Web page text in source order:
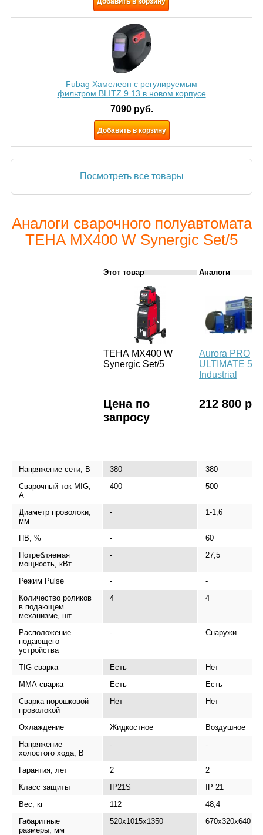
Fubag Хамелеон с регулируемым
фильтром BLITZ 9.13 в новом корпусе
7090 руб.
Добавить в корзину
Посмотреть все товары
Аналоги сварочного полуавтомата
ТЕНА MX400 W Synergic Set/5
Этот товар Аналоги
ТЕНА MX400 W
Synergic Set/5
Aurora PRO
ULTIMATE 500
Industrial
Цена по
запросу
212 800 р.
Напряжение сети, В 380
380
Сварочный ток MIG,
А
400 500
Диаметр проволоки,
мм
- 1-1,6
ПВ, % -
60
Потребляемая
мощность, кВт
- 27,5
Режим Pulse -
-
Количество роликов
в подающем
механизме, шт
4 4
Расположение
подающего
устройства
- Снаружи
TIG-сварка Есть
Нет
MMA-сварка
Есть
Есть
Сварка порошковой
проволокой
Нет Нет
Охлаждение Жидкостное
Воздушное
Напряжение
холостого хода, В
- -
Гарантия, лет 2
2
Класс защиты
IP21S
IP 21
Вес, кг
112
48,4
Габаритные
размеры, мм
520х1015х1350 670х320х640